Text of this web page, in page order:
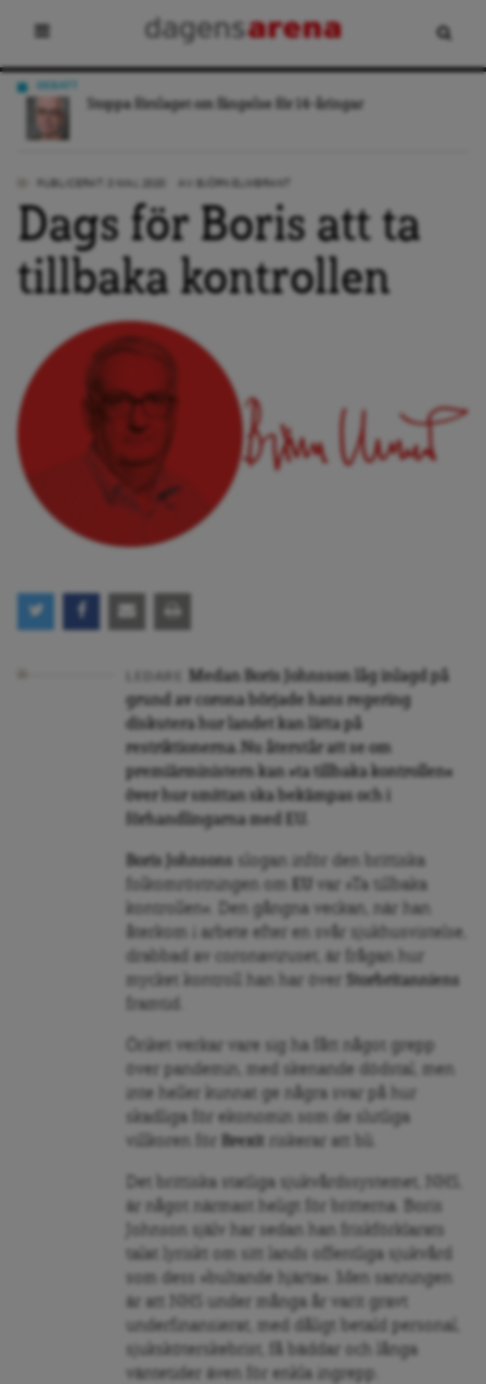
Stoppa förslaget om fängelse för 14-åringar
Dags för Boris att ta
tillbaka kontrollen
Medan Boris Johnsson låg inlagd på
grund av corona började hans regering
diskutera hur landet kan lätta på
restriktionerna. Nu återstår att se om
premiärministern kan »ta tillbaka kontrollen«
över hur smittan ska bekämpas och i
förhandlingarna med EU.
Boris Johnsons
slogan inför den brittiska
folkomröstningen om
var »Ta tillbaka
kontrollen«. Den gångna veckan, när han
återkom i arbete efter en svår sjukhusvistelse,
drabbad av coronaviruset, är frågan hur
mycket kontroll han har över
Storbritanniens
framtid.
Öriket verkar vare sig ha fått något grepp
över pandemin, med skenande dödstal, men
inte heller kunnat ge några svar på hur
skadliga för ekonomin som de slutliga
villkoren för
Brexit riskerar att bli.
Det brittiska statliga sjukvårdssystemet, NHS,
är något närmast heligt för britterna. Boris
Johnson själv har sedan han friskförklarats
talat lyriskt om sitt lands offentliga sjukvård
som dess »bultande hjärta«. Men sanningen
är att NHS under många år varit gravt
underfinansierat, med dåligt betald personal,
sjuksköterskebrist, få bäddar och långa
väntetider även för enkla ingrepp.